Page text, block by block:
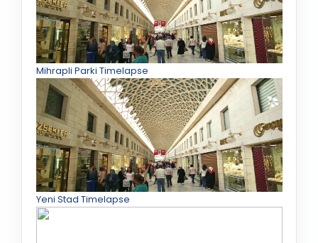
Mihrapli Parki Timelapse
Yeni Stad Timelapse